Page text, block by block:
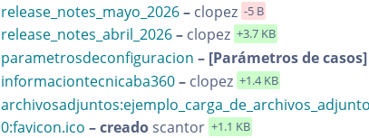
release_notes_mayo_2026– clopez -5 B
release_notes_abril_2026– clopez +3.7 KB
parametrosdeconfiguracion – [Parámetros de casos]
informaciontecnicaba360– clopez +1.4 KB
0:favicon.ico – creado scantor +1.1 KB